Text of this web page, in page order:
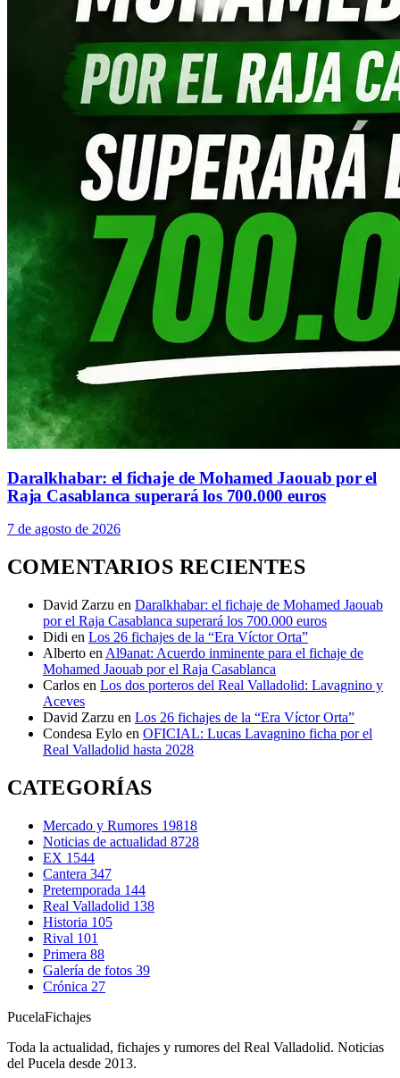
Daralkhabar: el fichaje de Mohamed Jaouab por el
Raja Casablanca superará los 700.000 euros
7 de agosto de 2026
COMENTARIOS RECIENTES
David Zarzu en Daralkhabar: el fichaje de Mohamed Jaouab
por el Raja Casablanca superará los 700.000 euros
Didi en Los 26 fichajes de la “Era Víctor Orta”
Alberto en Al9anat: Acuerdo inminente para el fichaje de
Mohamed Jaouab por el Raja Casablanca
Carlos en Los dos porteros del Real Valladolid: Lavagnino y
Aceves
David Zarzu en Los 26 fichajes de la “Era Víctor Orta”
Condesa Eylo en OFICIAL: Lucas Lavagnino ficha por el
Real Valladolid hasta 2028
CATEGORÍAS
Mercado y Rumores 19818
Noticias de actualidad 8728
EX 1544
Cantera 347
Pretemporada 144
Real Valladolid 138
Historia 105
Rival 101
Primera 88
Galería de fotos 39
Crónica 27
PucelaFichajes
Toda la actualidad, fichajes y rumores del Real Valladolid. Noticias
del Pucela desde 2013.